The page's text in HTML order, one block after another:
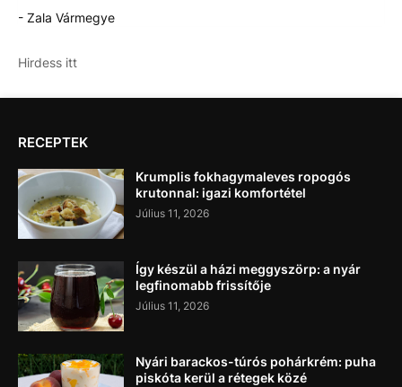
- Zala Vármegye
Hirdess itt
RECEPTEK
Krumplis fokhagymaleves ropogós
krutonnal: igazi komfortétel
Július 11, 2026
Így készül a házi meggyszörp: a nyár
legfinomabb frissítője
Július 11, 2026
Nyári barackos-túrós pohárkrém: puha
piskóta kerül a rétegek közé